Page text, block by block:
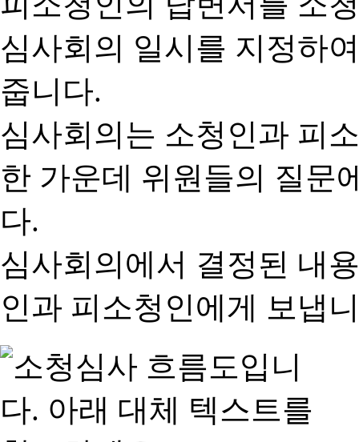
심사회의 일시를 지정하
줍니다.
심사회의는 소청인과 피
한 가운데 위원들의 질문
다.
심사회의에서 결정된 내
인과 피소청인에게 보냅